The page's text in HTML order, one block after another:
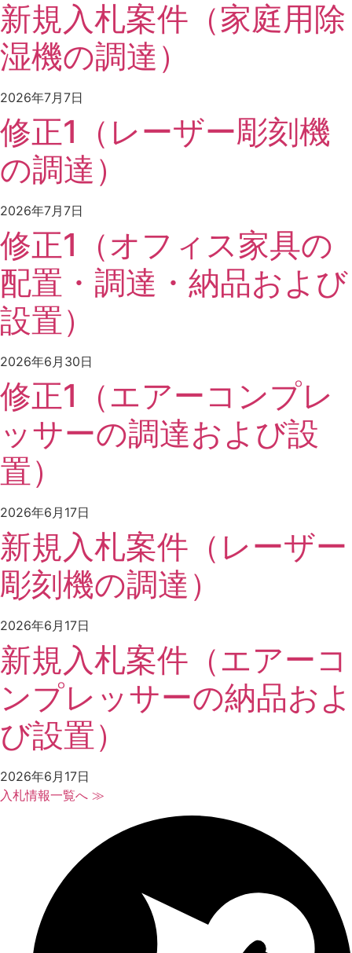
新規入札案件（家庭用除
湿機の調達）
2026年7月7日
修正1（レーザー彫刻機
の調達）
2026年7月7日
修正1（オフィス家具の
配置・調達・納品および
設置）
2026年6月30日
修正1（エアーコンプレ
ッサーの調達および設
置）
2026年6月17日
新規入札案件（レーザー
彫刻機の調達）
2026年6月17日
新規入札案件（エアーコ
ンプレッサーの納品およ
び設置）
2026年6月17日
入札情報一覧へ ≫